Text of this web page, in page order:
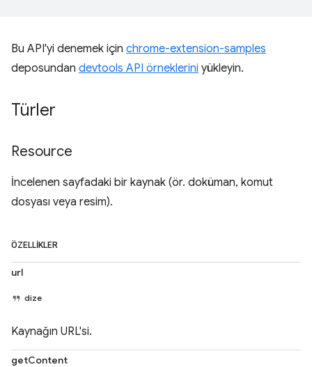
Bu API'yi denemek için chrome-extension-samples
deposundan devtools API örneklerini yükleyin.
Türler
Resource
İncelenen sayfadaki bir kaynak (ör. doküman, komut
dosyası veya resim).
ÖZELLIKLER
url
dize
Kaynağın URL'si.
getContent